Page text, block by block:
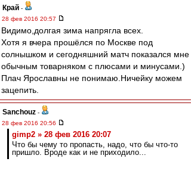
Край -
28 фев 2016 20:57
Видимо,долгая зима напрягла всех.
Хотя я вчера прошёлся по Москве под
солнышком и сегодняшний матч показался мне
обычным товарняком с плюсами и минусами.)
Плач Ярославны не понимаю.Ничейку можем
зацепить.
Sanchouz -
28 фев 2016 20:56
gimp2 » 28 фев 2016 20:07
Что бы чему то пропасть, надо, что бы что-то
пришло. Вроде как и не приходило...